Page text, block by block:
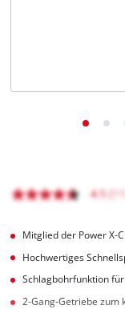
Mitglied der Power X-
Hochwertiges
Schlagbohrfunktion
2-Gang-Getriebe zum